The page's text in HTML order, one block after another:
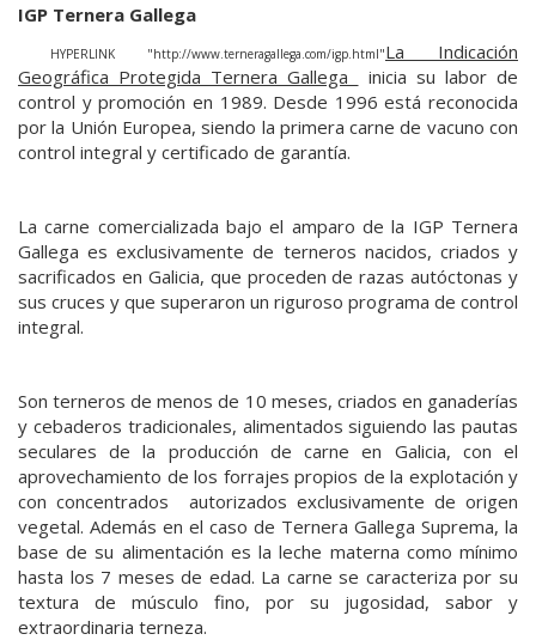
IGP Ternera Gallega
HYPERLINK "http://www.terneragallega.com/igp.html"La Indicación
Geográfica Protegida Ternera Gallega
inicia su labor de
control y promoción en 1989. Desde 1996 está reconocida
por la Unión Europea, siendo la primera carne de vacuno con
control integral y certificado de garantía.
La carne comercializada bajo el amparo de la IGP Ternera
Gallega es exclusivamente de terneros nacidos, criados y
sacrificados en Galicia, que proceden de razas autóctonas y
sus cruces y que superaron un riguroso programa de control
integral.
Son terneros de menos de 10 meses, criados en ganaderías
y cebaderos tradicionales, alimentados siguiendo las pautas
seculares de la producción de carne en Galicia, con el
aprovechamiento de los forrajes propios de la explotación y
con concentrados autorizados exclusivamente de origen
vegetal. Además en el caso de Ternera Gallega Suprema, la
base de su alimentación es la leche materna como mínimo
hasta los 7 meses de edad. La carne se caracteriza por su
textura de músculo fino, por su jugosidad, sabor y
extraordinaria terneza.